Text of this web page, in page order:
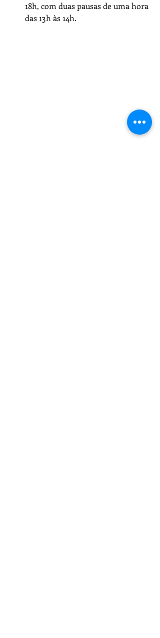
18h, com duas pausas de uma hora
das 13h às 14h.